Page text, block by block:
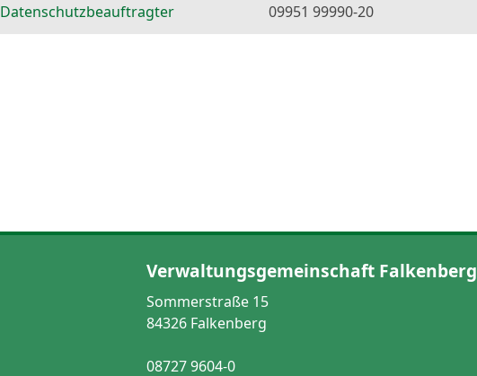
Datenschutzbeauftragter
09951 99990-20
Verwaltungsgemeinschaft Falkenberg
Sommerstraße 15
84326 Falkenberg
08727 9604-0